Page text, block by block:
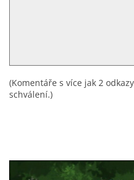
(Komentáře s více jak 2
schválení.)